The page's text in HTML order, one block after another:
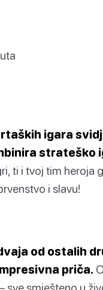
igara
strateško
ti i tvoj tim heroja
i slavu!
od ostalih
priča.
sve smješteno u